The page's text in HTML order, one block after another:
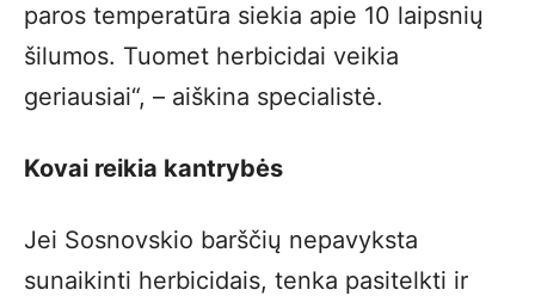
paros temperatūra siekia apie 10 laipsnių
šilumos. Tuomet herbicidai veikia
geriausiai“, – aiškina specialistė.
Kovai reikia kantrybės
Jei Sosnovskio barščių nepavyksta
sunaikinti herbicidais, tenka pasitelkti ir